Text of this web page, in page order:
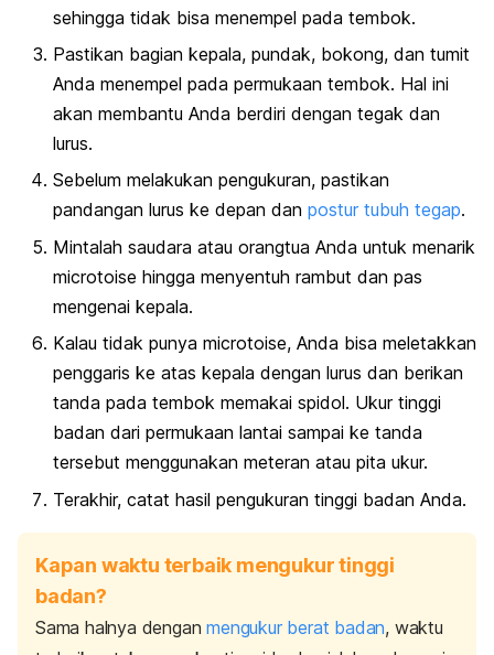
sehingga tidak bisa menempel pada tembok.
Pastikan bagian kepala, pundak, bokong, dan tumit
Anda menempel pada permukaan tembok. Hal ini
akan membantu Anda berdiri dengan tegak dan
lurus.
Sebelum melakukan pengukuran, pastikan
pandangan lurus ke depan dan postur tubuh tegap.
Mintalah saudara atau orangtua Anda untuk menarik
microtoise hingga menyentuh rambut dan pas
mengenai kepala.
Kalau tidak punya microtoise, Anda bisa meletakkan
penggaris ke atas kepala dengan lurus dan berikan
tanda pada tembok memakai spidol. Ukur tinggi
badan dari permukaan lantai sampai ke tanda
tersebut menggunakan meteran atau pita ukur.
Terakhir, catat hasil pengukuran tinggi badan Anda.
Kapan waktu terbaik mengukur tinggi
badan?
Sama halnya denganmengukur berat badan, waktu